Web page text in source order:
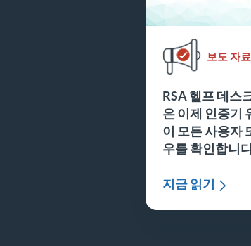
보도 자료
RSA 헬프 데스
은 이제 인증기
이 모든 사용자
우를 확인합니
지금 읽기